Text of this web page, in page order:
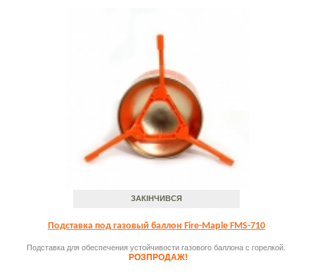
ЗАКІНЧИВСЯ
Подставка под газовый баллон Fire-Maple FMS-710
Подставка для обеспечения устойчивости газового баллона с горелкой.
РОЗПРОДАЖ!